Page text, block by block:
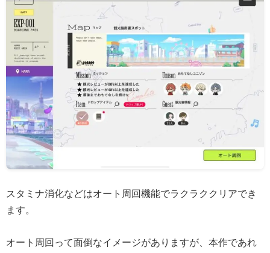
スタミナ消化などはオート周回機能でラクラククリアでき
ます。
オート周回って面倒なイメージがありますが、本作であれ